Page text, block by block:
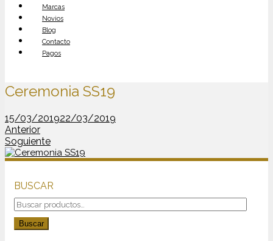
Marcas
Novios
Blog
Contacto
Pagos
Ceremonia SS19
15/03/201922/03/2019
Anterior
Soguiente
BUSCAR
Buscar
por:
Buscar